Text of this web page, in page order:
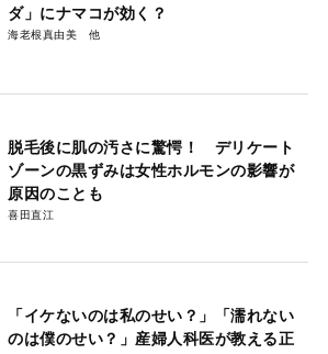
ダ」にナマコが効く？
海老根真由美
脱毛後に肌の汚さに驚愕！ デリケート
ゾーンの黒ずみは女性ホルモンの影響が
原因のことも
喜田直江
「イケないのは私のせい？」「濡れない
のは僕のせい？」産婦人科医が教える正